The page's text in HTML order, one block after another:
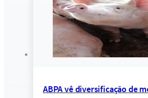
ABPA vê diversificação de